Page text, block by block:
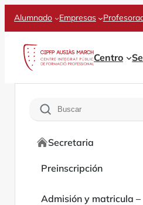
Saltar
contenido
Alumnado Empresas
Centro
Buscar
Secretaria
Preinscripción
Admisión y matricula –